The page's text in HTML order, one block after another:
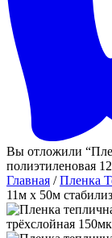
Вы отложили
полиэтиленовая
Главная /Пленка
11м х 50м